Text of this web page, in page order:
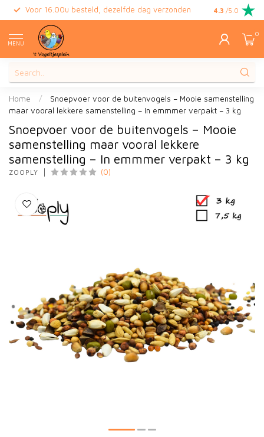
Voor 16.00u besteld, dezelfde dag verzonden Gratis
4.3 /5.0
MENU
0
Home /
Snoepvoer voor de buitenvogels – Mooie samenstelling
maar vooral lekkere samenstelling – In emmmer verpakt – 3 kg
Snoepvoer voor de buitenvogels – Mooie
samenstelling maar vooral lekkere
samenstelling – In emmmer verpakt – 3 kg
ZOOPLY (0)